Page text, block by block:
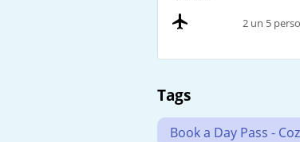
2 un 5
Tags
Book a Day Pass -